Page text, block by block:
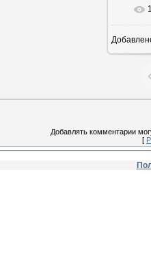
Добавлять комментарии
[